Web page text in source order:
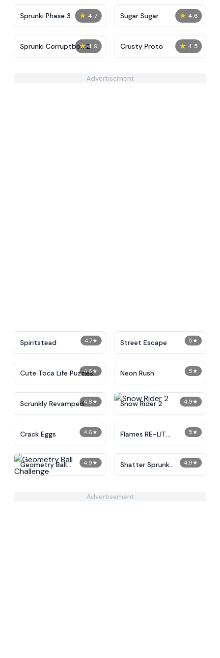
★ 4.7
Sprunki Phase 3
Definitive
★ 4.6
Sugar Sugar
★ 4.9
Sprunki Corruptbox 2 ★ 4.5
Crusty Proto
Advertisement
4.7★
Spiritstead 5★
Street Escape
4.6★
Cute Toca Life Puzzles 5★
Neon Rush
4.8★
Scrunkly Revamped 4.9★
Snow Rider 2
4.6★
Crack Eggs 5★
Flames RE-LIT
IncrediBox
4.9★
Geometry Ball
Challenge
4.9★
Shatter Sprunk
IncrediBox
Advertisement